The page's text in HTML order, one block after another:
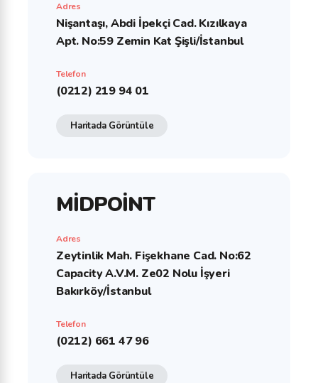
Adres
Nişantaşı, Abdi İpekçi Cad. Kızılkaya
Apt. No:59 Zemin Kat Şişli/İstanbul
Telefon
(0212) 219 94 01
Haritada Görüntüle
MİDPOİNT
Adres
Zeytinlik Mah. Fişekhane Cad. No:62
Capacity A.V.M. Ze02 Nolu İşyeri
Bakırköy/İstanbul
Telefon
(0212) 661 47 96
Haritada Görüntüle